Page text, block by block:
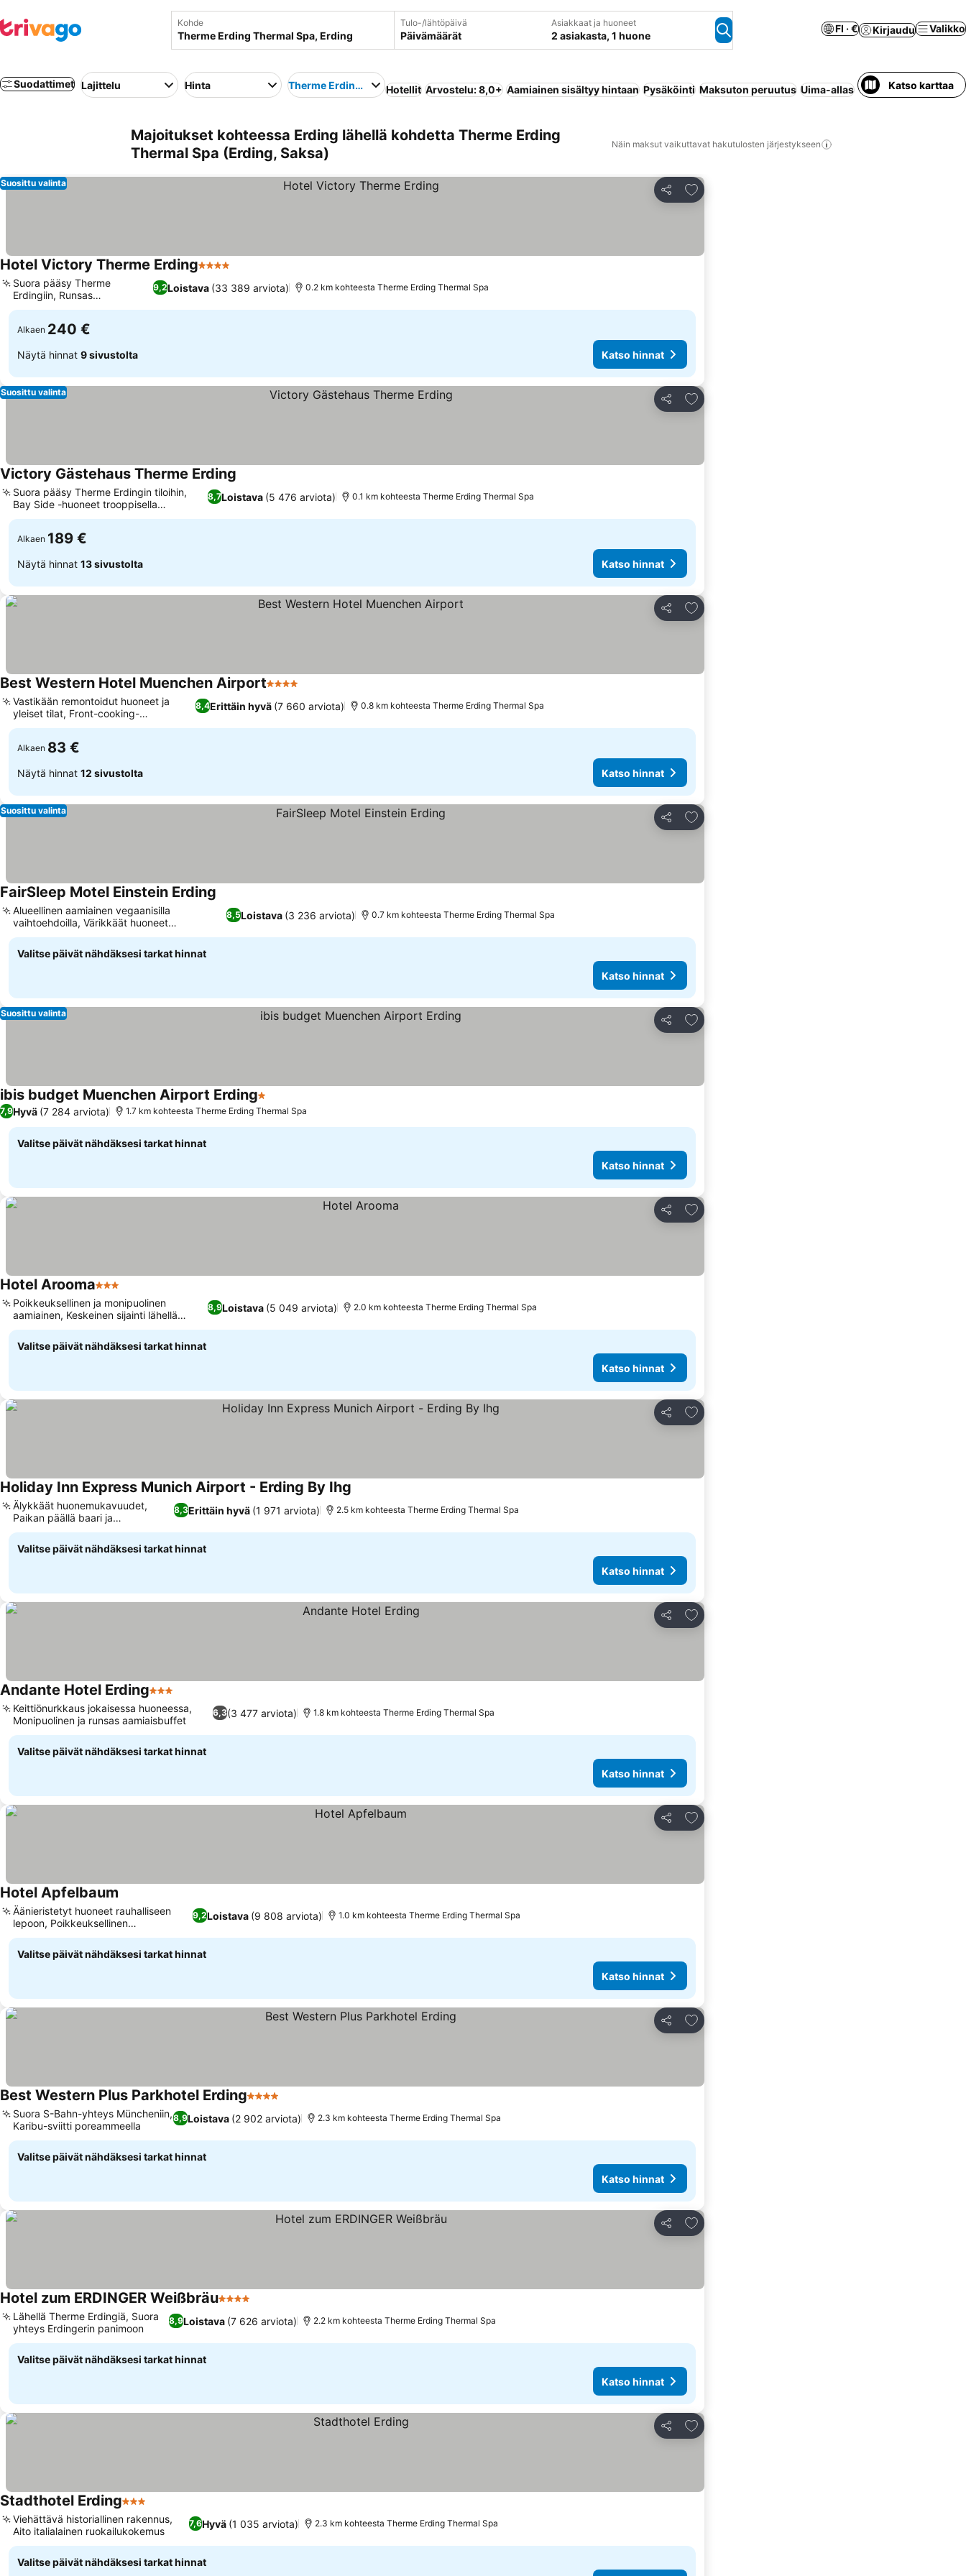
Kohde Tulo-/lähtöpäivä
Päivämäärät
Asiakkaat ja huoneet
2 asiakasta, 1 huone
FI · € Kirjaudu Valikko
Suodattimet Lajittelu Hinta Therme Erding Thermal Spa
Hotellit Arvostelu: 8,0+ Aamiainen sisältyy hintaan Pysäköinti Maksuton peruutus Uima-allas PuolihoitoKatso karttaa
Majoitukset kohteessa Erding lähellä kohdetta Therme Erding
Thermal Spa (Erding, Saksa)
Näin maksut vaikuttavat hakutulosten järjestykseen
Jaa
Lisää suosikkeihin
Suosittu valinta
Hotel Victory Therme Erding4 Tähtiluokitus
9,2Loistava (33 389 arviota)
Suora pääsy Therme
Erdingiin, Runsas
aamiaisbuffet
0.2 km kohteesta Therme Erding Thermal Spa
Alkaen 240 €
Näytä hinnat 9 sivustolta Katso hinnat
Jaa
Lisää suosikkeihin
Suosittu valinta
Victory Gästehaus Therme Erding
8,7Loistava (5 476 arviota)
Suora pääsy Therme Erdingin tiloihin,
Bay Side -huoneet trooppisella
sisustuksella
0.1 km kohteesta Therme Erding Thermal Spa
Alkaen 189 €
Näytä hinnat 13 sivustolta Katso hinnat
Jaa
Lisää suosikkeihin
Best Western Hotel Muenchen Airport4 Tähtiluokitus
8,4Erittäin hyvä (7 660 arviota)
Vastikään remontoidut huoneet ja
yleiset tilat, Front-cooking-
ravintolakokemus
0.8 km kohteesta Therme Erding Thermal Spa
Alkaen 83 €
Näytä hinnat 12 sivustolta Katso hinnat
Jaa
Lisää suosikkeihin
Suosittu valinta
FairSleep Motel Einstein Erding
8,5Loistava (3 236 arviota)
Alueellinen aamiainen vegaanisilla
vaihtoehdoilla, Värikkäät huoneet
alkuperäisillä taideteoksilla
0.7 km kohteesta Therme Erding Thermal Spa
Valitse päivät nähdäksesi tarkat hinnat
Katso hinnat
Jaa
Lisää suosikkeihin
Suosittu valinta
ibis budget Muenchen Airport Erding1 Tähtiluokitus
7,9Hyvä (7 284 arviota) 1.7 km kohteesta Therme Erding Thermal Spa
Valitse päivät nähdäksesi tarkat hinnat
Katso hinnat
Jaa
Lisää suosikkeihin
Hotel Arooma3 Tähtiluokitus
8,9Loistava (5 049 arviota)
Poikkeuksellinen ja monipuolinen
aamiainen, Keskeinen sijainti lähellä
nähtävyyksiä
2.0 km kohteesta Therme Erding Thermal Spa
Valitse päivät nähdäksesi tarkat hinnat
Katso hinnat
Jaa
Lisää suosikkeihin
Holiday Inn Express Munich Airport - Erding By Ihg
8,3Erittäin hyvä (1 971 arviota)
Älykkäät huonemukavuudet,
Paikan päällä baari ja
aurinkoterassi
2.5 km kohteesta Therme Erding Thermal Spa
Valitse päivät nähdäksesi tarkat hinnat
Katso hinnat
Jaa
Lisää suosikkeihin
Andante Hotel Erding3 Tähtiluokitus
6,3(3 477 arviota)
Keittiönurkkaus jokaisessa huoneessa,
Monipuolinen ja runsas aamiaisbuffet
1.8 km kohteesta Therme Erding Thermal Spa
Valitse päivät nähdäksesi tarkat hinnat
Katso hinnat
Jaa
Lisää suosikkeihin
Hotel Apfelbaum
9,2Loistava (9 808 arviota)
Äänieristetyt huoneet rauhalliseen
lepoon, Poikkeuksellinen
aamiaisbuffet
1.0 km kohteesta Therme Erding Thermal Spa
Valitse päivät nähdäksesi tarkat hinnat
Katso hinnat
Jaa
Lisää suosikkeihin
Best Western Plus Parkhotel Erding4 Tähtiluokitus
8,9Loistava (2 902 arviota)
Suora S-Bahn-yhteys Müncheniin,
Karibu-sviitti poreammeella
2.3 km kohteesta Therme Erding Thermal Spa
Valitse päivät nähdäksesi tarkat hinnat
Katso hinnat
Jaa
Lisää suosikkeihin
Hotel zum ERDINGER Weißbräu4 Tähtiluokitus
8,9Loistava (7 626 arviota)
Lähellä Therme Erdingiä, Suora
yhteys Erdingerin panimoon
2.2 km kohteesta Therme Erding Thermal Spa
Valitse päivät nähdäksesi tarkat hinnat
Katso hinnat
Jaa
Lisää suosikkeihin
Stadthotel Erding3 Tähtiluokitus
7,6Hyvä (1 035 arviota)
Viehättävä historiallinen rakennus,
Aito italialainen ruokailukokemus
2.3 km kohteesta Therme Erding Thermal Spa
Valitse päivät nähdäksesi tarkat hinnat